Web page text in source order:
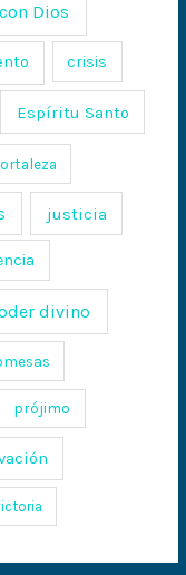
Dios
crisis
Espíritu Santo
justicia
divino
prójimo